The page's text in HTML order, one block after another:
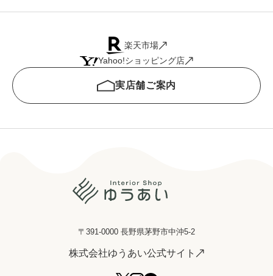
楽天市場
Yahoo!ショッピング店
実店舗ご案内
〒391-0000 長野県茅野市中沖5-2
株式会社ゆうあい公式サイト